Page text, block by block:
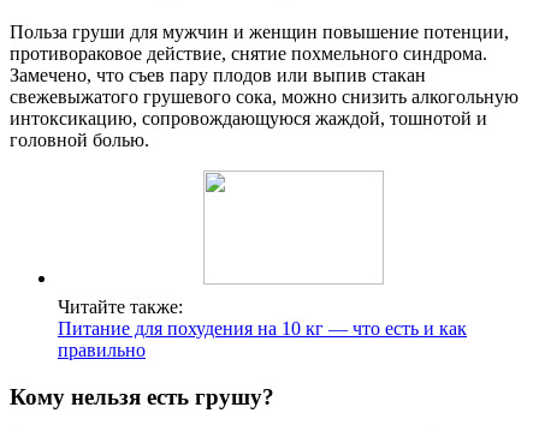
Польза груши для мужчин и женщин повышение потенции,
противораковое действие, снятие похмельного синдрома.
Замечено, что съев пару плодов или выпив стакан
свежевыжатого грушевого сока, можно снизить алкогольную
интоксикацию, сопровождающуюся жаждой, тошнотой и
головной болью.
Читайте также:
Питание для похудения на 10 кг — что есть и как
правильно
Кому нельзя есть грушу?